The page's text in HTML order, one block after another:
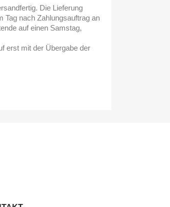
Die Lieferung
Tag nach Zahlungsauftrag an
auf einen Samstag,
erst mit der Übergabe der